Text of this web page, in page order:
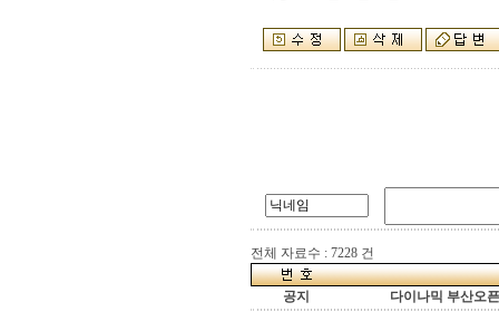
전체 자료수 : 7228 건
공지
다이나믹 부산오